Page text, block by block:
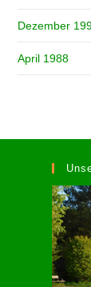
Dezember
April 1988